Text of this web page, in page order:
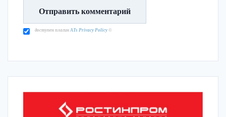
доступен плагин ATs Privacy Policy ©